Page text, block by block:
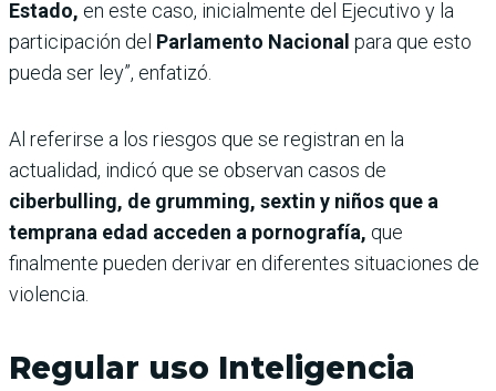
Estado, en este caso, inicialmente del Ejecutivo y la
participación del Parlamento Nacional para que esto
pueda ser ley”, enfatizó.
Al referirse a los riesgos que se registran en la
actualidad, indicó que se observan casos de
ciberbulling, de grumming, sextin y niños que a
temprana edad acceden a pornografía, que
finalmente pueden derivar en diferentes situaciones de
violencia.
Regular uso Inteligencia